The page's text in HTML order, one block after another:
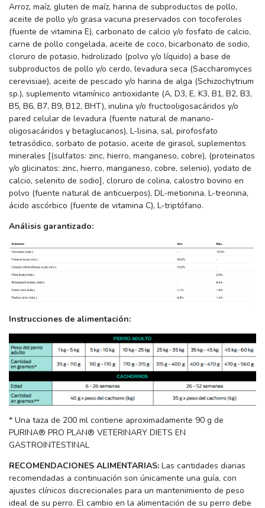
Arroz, maíz, gluten de maíz, harina de subproductos de pollo,
aceite de pollo y/o grasa vacuna preservados con tocoferoles
(fuente de vitamina E), carbonato de calcio y/o fosfato de calcio,
carne de pollo congelada, aceite de coco, bicarbonato de sodio,
cloruro de potasio, hidrolizado (polvo y/o líquido) a base de
subproductos de pollo y/o cerdo, levadura seca (Saccharomyces
cerevisiae), aceite de pescado y/o harina de alga (Schizochytrium
sp.), suplemento vitamínico antioxidante (A, D3, E, K3, B1, B2, B3,
B5, B6, B7, B9, B12, BHT), inulina y/o fructooligosacáridos y/o
pared celular de levadura (fuente natural de manano-
oligosacáridos y betaglucanos), L-lisina, sal, pirofosfato
tetrasódico, sorbato de potasio, aceite de girasol, suplementos
minerales [(sulfatos: zinc, hierro, manganeso, cobre), (proteinatos
y/o glicinatos: zinc, hierro, manganeso, cobre, selenio), yodato de
calcio, selenito de sodio], cloruro de colina, calostro bovino en
polvo (fuente natural de anticuerpos), DL-metionina, L-treonina,
ácido ascórbico (fuente de vitamina C), L-triptófano.
Análisis garantizado:
Instrucciones de alimentación:
* Una taza de 200 ml contiene aproximadamente 90 g de
PURINA® PRO PLAN® VETERINARY DIETS EN
GASTROINTESTINAL
RECOMENDACIONES ALIMENTARIAS: Las cantidades diarias
recomendadas a continuación son únicamente una guía, con
ajustes clínicos discrecionales para un mantenimiento de peso
ideal de su perro. El cambio en la alimentación de su perro debe